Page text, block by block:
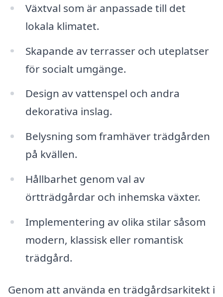
Växtval som är anpassade till det
lokala klimatet.
Skapande av terrasser och uteplatser
för socialt umgänge.
Design av vattenspel och andra
dekorativa inslag.
Belysning som framhäver trädgården
på kvällen.
Hållbarhet genom val av
örtträdgårdar och inhemska växter.
Implementering av olika stilar såsom
modern, klassisk eller romantisk
trädgård.
Genom att använda en trädgårdsarkitekt i